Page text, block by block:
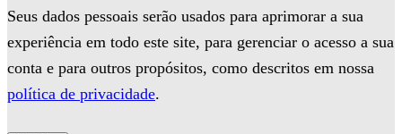
Seus dados pessoais serão usados para aprimorar a sua
experiência em todo este site, para gerenciar o acesso a sua
conta e para outros propósitos, como descritos em nossa
política de privacidade.